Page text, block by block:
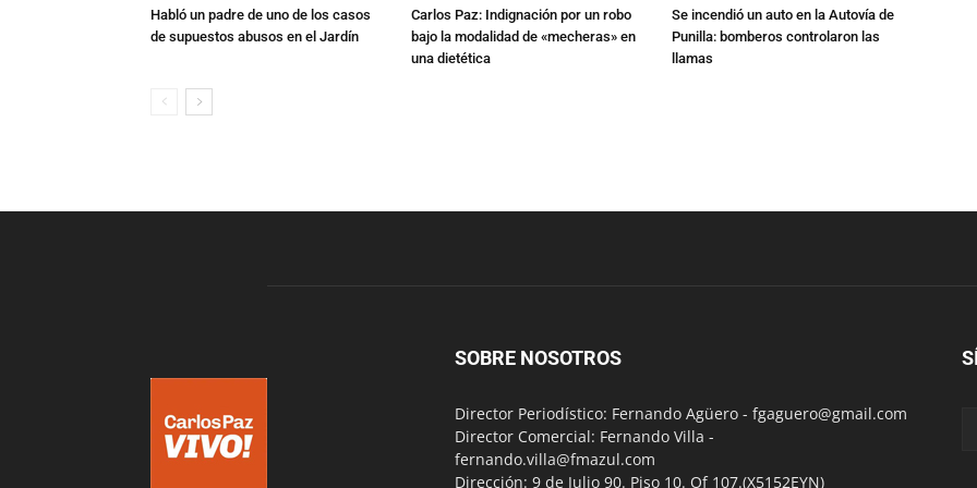
Habló un padre de uno de los casos
de supuestos abusos en el Jardín
Carlos Paz: Indignación por un robo
bajo la modalidad de «mecheras» en
una dietética
Se incendió un auto en la Autovía de
Punilla: bomberos controlaron las
llamas
SOBRE NOSOTROS
Director Periodístico: Fernando Agüero - fgaguero@gmail.com
Director Comercial: Fernando Villa -
fernando.villa@fmazul.com
Dirección: 9 de Julio 90. Piso 10. Of 107.(X5152EYN)